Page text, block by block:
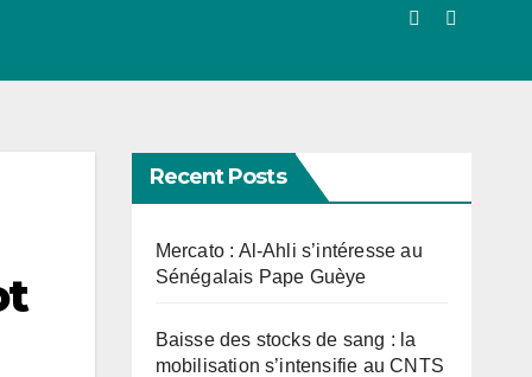
Recent Posts
Mercato : Al-Ahli s’intéresse au
Sénégalais Pape Guèye
Baisse des stocks de sang : la
mobilisation s’intensifie au CNTS